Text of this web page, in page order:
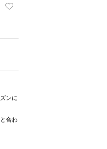
ンに
合わ